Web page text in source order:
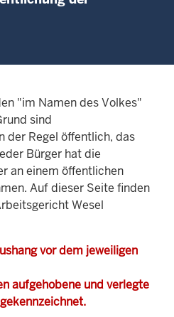
"im Namen des Volkes"
sind
der Regel öffentlich, das
Bürger hat die
an einem öffentlichen
Auf dieser Seite finden
Wesel
vor dem jeweiligen
aufgehobene und verlegte